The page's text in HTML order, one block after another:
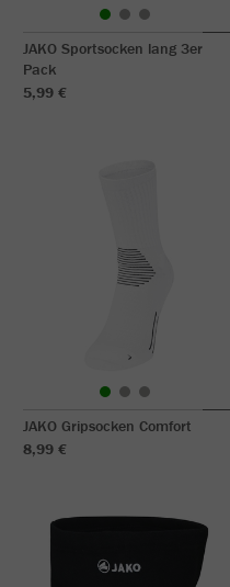
JAKO Sportsocken lang 3er
Pack
5,99 €
JAKO Gripsocken Comfort
8,99 €